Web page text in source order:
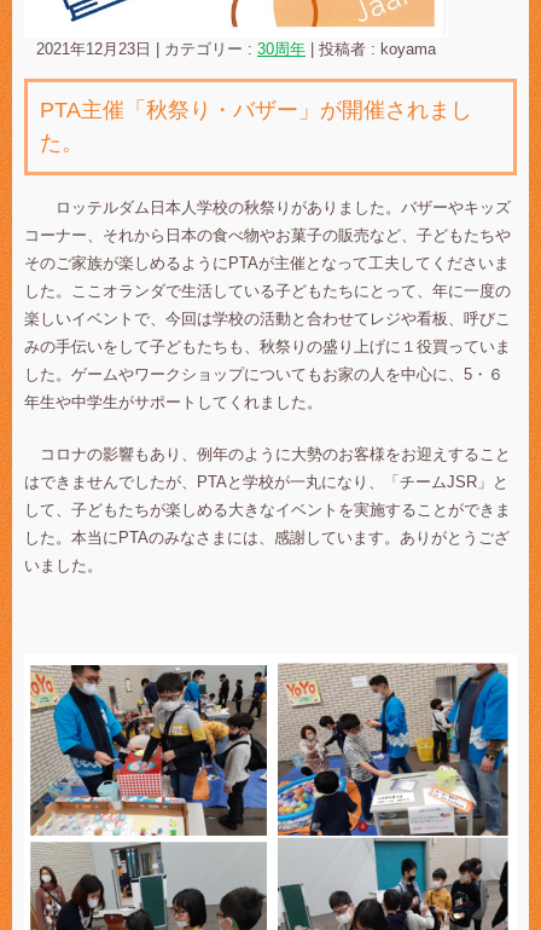
2021年12月23日 カテゴリー : 30周年 投稿者 : koyama
PTA主催「秋祭り・バザー」が開催されまし
た。
ロッテルダム日本人学校の秋祭りがありました。バザーやキッズ
コーナー、それから日本の食べ物やお菓子の販売など、子どもたちや
そのご家族が楽しめるようにPTAが主催となって工夫してくださいま
した。ここオランダで生活している子どもたちにとって、年に一度の
楽しいイベントで、今回は学校の活動と合わせてレジや看板、呼びこ
みの手伝いをして子どもたちも、秋祭りの盛り上げに１役買っていま
した。ゲームやワークショップについてもお家の人を中心に、5・６
年生や中学生がサポートしてくれました。
コロナの影響もあり、例年のように大勢のお客様をお迎えすること
はできませんでしたが、PTAと学校が一丸になり、「チームJSR」と
して、子どもたちが楽しめる大きなイベントを実施することができま
した。本当にPTAのみなさまには、感謝しています。ありがとうござ
いました。